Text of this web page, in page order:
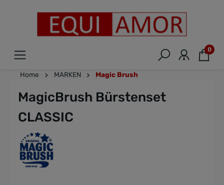
0
Home MARKEN Magic Brush
MagicBrush Bürstenset
CLASSIC